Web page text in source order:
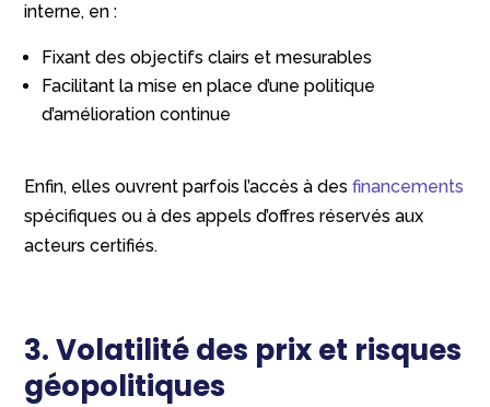
interne, en :
Fixant des objectifs clairs et mesurables
Facilitant la mise en place d’une politique
d’amélioration continue
Enfin, elles ouvrent parfois l’accès à desfinancements
spécifiques ou à des appels d’offres réservés aux
acteurs certifiés.
3. Volatilité des prix et risques
géopolitiques